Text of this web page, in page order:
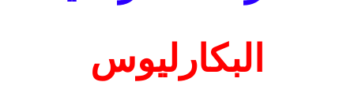
البكارليوس